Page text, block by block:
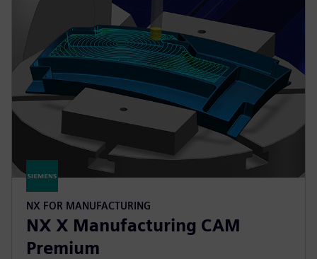
NX FOR MANUFACTURING
NX X Manufacturing CAM
Premium